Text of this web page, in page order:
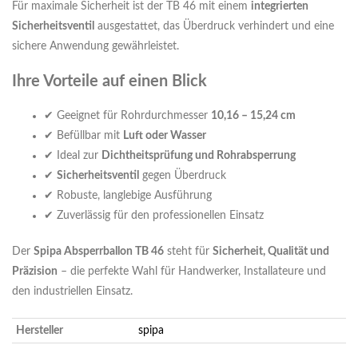
Für maximale Sicherheit ist der TB 46 mit einem integrierten
Sicherheitsventil ausgestattet, das Überdruck verhindert und eine
sichere Anwendung gewährleistet.
Ihre Vorteile auf einen Blick
✔ Geeignet für Rohrdurchmesser 10,16 – 15,24 cm
✔ Befüllbar mit Luft oder Wasser
✔ Ideal zur Dichtheitsprüfung und Rohrabsperrung
✔ Sicherheitsventil gegen Überdruck
✔ Robuste, langlebige Ausführung
✔ Zuverlässig für den professionellen Einsatz
Der Spipa Absperrballon TB 46 steht für Sicherheit, Qualität und
Präzision – die perfekte Wahl für Handwerker, Installateure und
den industriellen Einsatz.
Hersteller spipa